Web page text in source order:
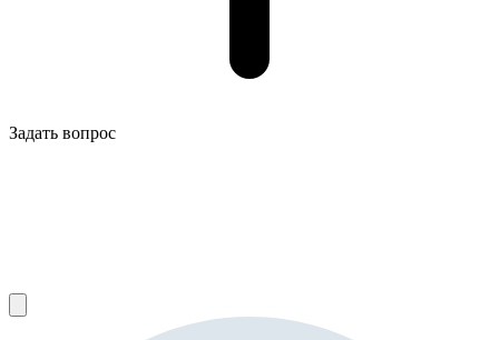
Задать вопрос